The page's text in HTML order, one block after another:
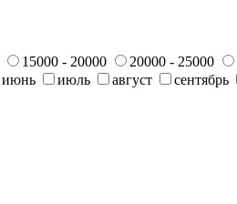
15000 - 20000 20000 - 25000
июнь июль август сентябрь